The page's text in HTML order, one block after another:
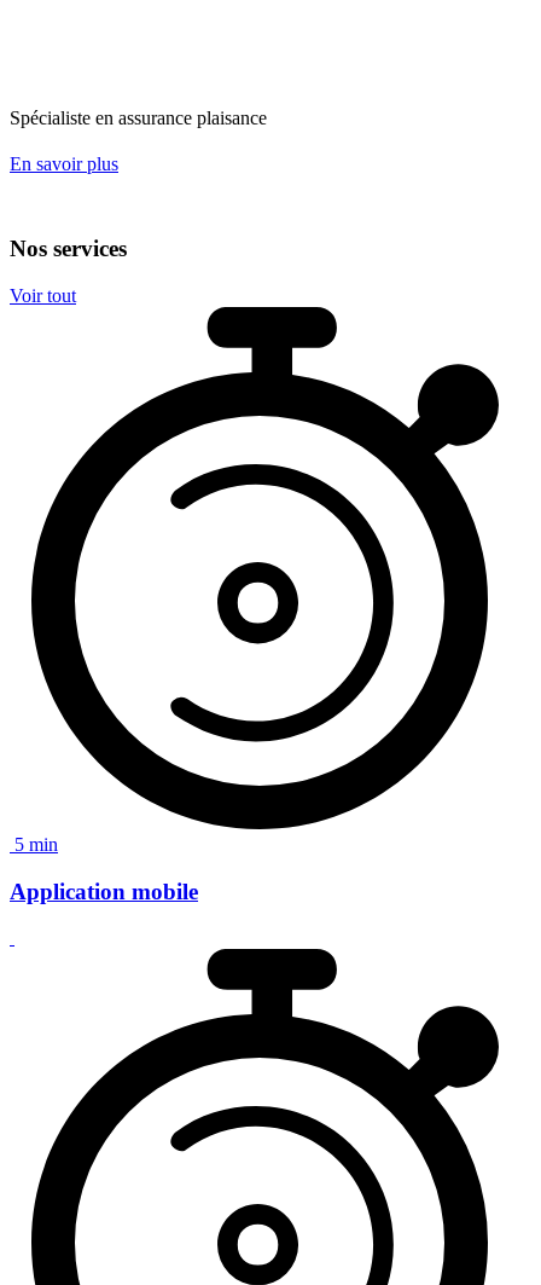
Spécialiste en assurance plaisance
En savoir plus
Nos services
Voir tout
5 min
Application mobile